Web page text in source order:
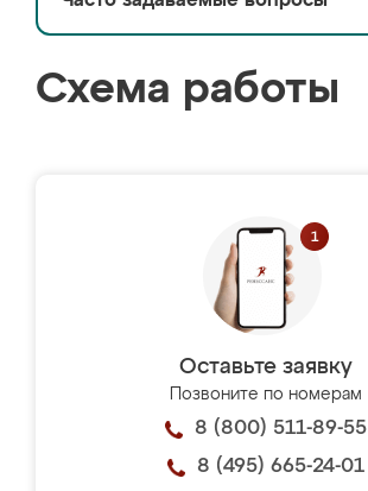
Схема работы
Оставьте заявку
Позвоните по номерам
8 (800) 511-89-55
8 (495) 665-24-01